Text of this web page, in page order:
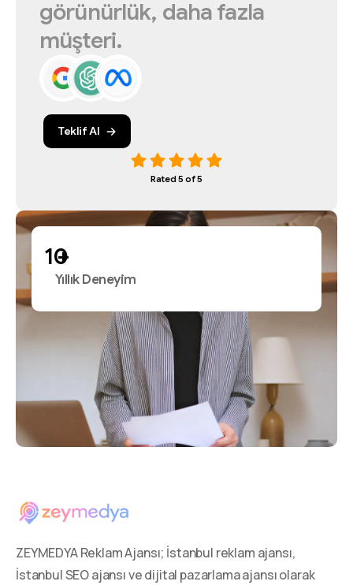
görünürlük, dahafazla
müşteri.
Teklif Al
Rated 5 of 5
+
Yıllık Deneyim
ZEYMEDYA Reklam Ajansı; İstanbul reklam ajansı,
İstanbul SEO ajansı ve dijital pazarlama ajansı olarak